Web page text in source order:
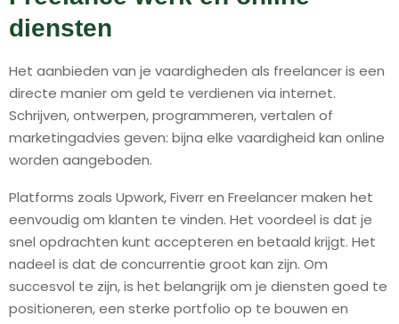
diensten
Het aanbieden van je vaardigheden als freelancer is een
directe manier om geld te verdienen via internet.
Schrijven, ontwerpen, programmeren, vertalen of
marketingadvies geven: bijna elke vaardigheid kan online
worden aangeboden.
Platforms zoals Upwork, Fiverr en Freelancer maken het
eenvoudig om klanten te vinden. Het voordeel is dat je
snel opdrachten kunt accepteren en betaald krijgt. Het
nadeel is dat de concurrentie groot kan zijn. Om
succesvol te zijn, is het belangrijk om je diensten goed te
positioneren, een sterke portfolio op te bouwen en